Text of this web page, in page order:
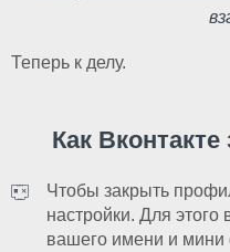
Теперь к делу.
Как
Чтобы закрыть
настройки. Для
вашего имени и мини